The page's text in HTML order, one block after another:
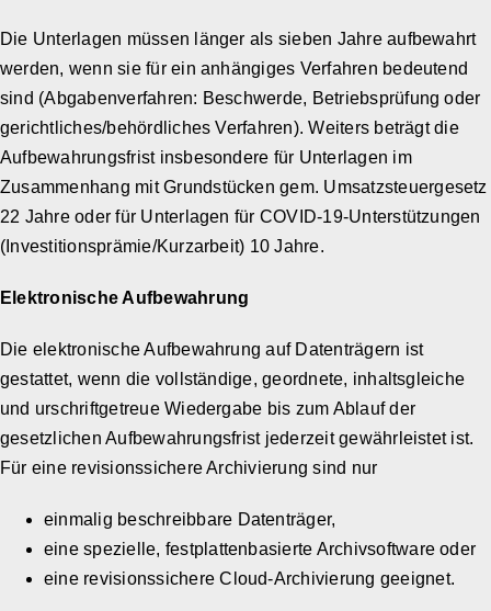
Die Unterlagen müssen länger als sieben Jahre aufbewahrt
werden, wenn sie für ein anhängiges Verfahren bedeutend
sind (Abgabenverfahren: Beschwerde, Betriebsprüfung oder
gerichtliches/behördliches Verfahren). Weiters beträgt die
Aufbewahrungsfrist insbesondere für Unterlagen im
Zusammenhang mit Grundstücken gem. Umsatzsteuergesetz
22 Jahre oder für Unterlagen für COVID-19-Unterstützungen
(Investitionsprämie/Kurzarbeit) 10 Jahre.
Elektronische Aufbewahrung
Die elektronische Aufbewahrung auf Datenträgern ist
gestattet, wenn die vollständige, geordnete, inhaltsgleiche
und urschriftgetreue Wiedergabe bis zum Ablauf der
gesetzlichen Aufbewahrungsfrist jederzeit gewährleistet ist.
Für eine revisionssichere Archivierung sind nur
einmalig beschreibbare Datenträger,
eine spezielle, festplattenbasierte Archivsoftware oder
eine revisionssichere Cloud-Archivierung geeignet.